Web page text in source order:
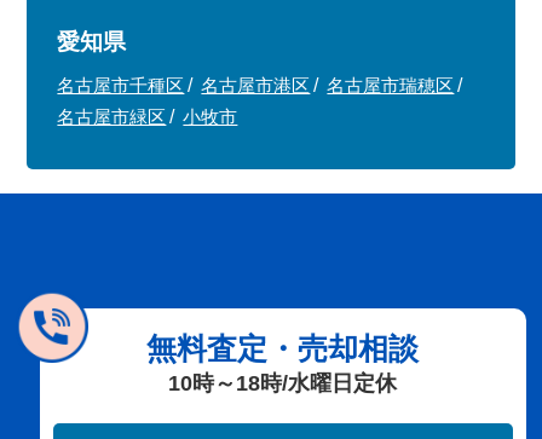
愛知県
名古屋市千種区 名古屋市港区
名古屋市瑞穂区
名古屋市緑区
小牧市
無料査定・売却相談
10時～18時/水曜日定休